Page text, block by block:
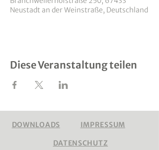
Neustadt an der Weinstraße, Deutschland
Diese Veranstaltung teilen
DOWNLOADS IMPRESSUM
DATENSCHUTZ